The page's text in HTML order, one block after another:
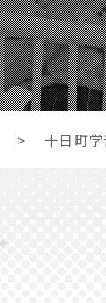
> 十日町学